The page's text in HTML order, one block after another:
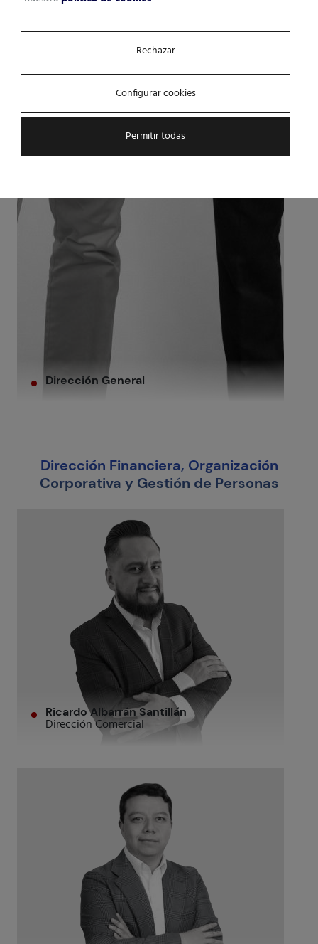
Dirección General
Dirección Financiera, Organización
Corporativa y Gestión de Personas
Ricardo Albarrán Santillán
Dirección Comercial
Rechazar
Configurar cookies
Permitir todas